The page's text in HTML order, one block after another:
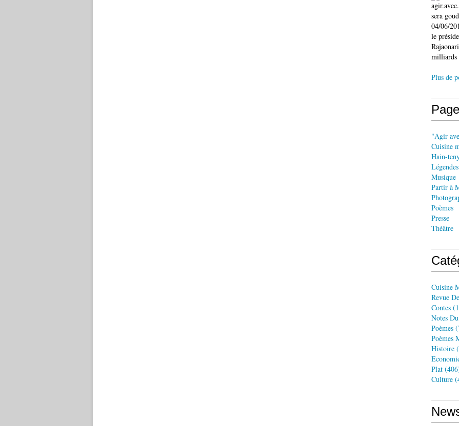
sera
04/06/
le
milliards
Plus de
"Agir
Cuisine
Hain-
Légendes
Musique
Partir à
Poèmes
Presse
Théâtre
Cuisine
Revue
Contes
Notes Du
Poèmes
Poèmes
Histoire
Plat
Culture